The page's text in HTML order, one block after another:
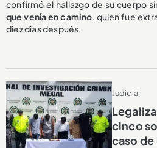
confirmó el hallazgo de su cuerpo
que venía en camino, quien fue
diez días después.
Judicial
cinco
caso